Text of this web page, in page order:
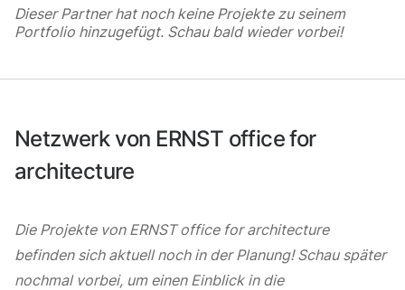
Dieser Partner hat noch keine Projekte zu seinem
Portfolio hinzugefügt. Schau bald wieder vorbei!
Netzwerk von ERNST office for
architecture
Die Projekte von ERNST office for architecture
befinden sich aktuell noch in der Planung! Schau später
nochmal vorbei, um einen Einblick in die